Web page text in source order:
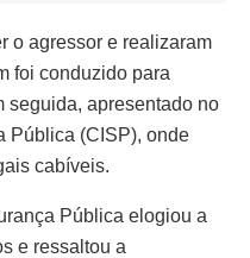
o agressor e realizaram
foi conduzido para
seguida, apresentado no
Pública (CISP), onde
cabíveis.
Pública elogiou a
e ressaltou a